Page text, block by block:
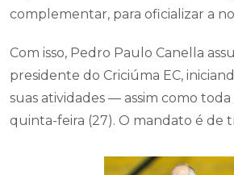
complementar, para oficializar a
Com isso, Pedro Paulo Canella
presidente do Criciúma EC,
suas atividades — assim como
quinta-feira (27). O mandato é de